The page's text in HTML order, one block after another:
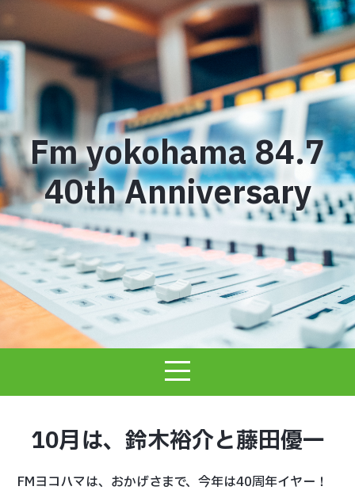
Fm yokohama 84.7
40th Anniversary
10月は、鈴木裕介と藤田優一
FMヨコハマは、おかげさまで、今年は40周年イヤー！